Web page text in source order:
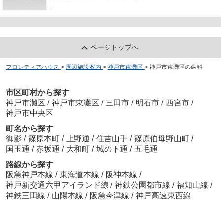
-
ページトップへ
フロンティアハウス > 周辺施設案内 > 神戸市東灘区 > 神戸市東灘区の歯科
市区町村から探す
神戸市灘区 / 神戸市東灘区 / 三田市 / 明石市 / 西宮市 /
神戸市中央区
町名から探す
御影 / 篠原本町 / 上野通 / 住吉山手 / 篠原伯母野山町 /
国玉通 / 赤坂通 / 大和町 / 城の下通 / 五毛通
路線から探す
阪急神戸本線 / 東海道本線 / 阪神本線 /
神戸新交通六甲アイランド線 / 神鉄公園都市線 / 福知山線 /
神鉄三田線 / 山陽本線 / 阪急今津線 / 神戸高速東西線